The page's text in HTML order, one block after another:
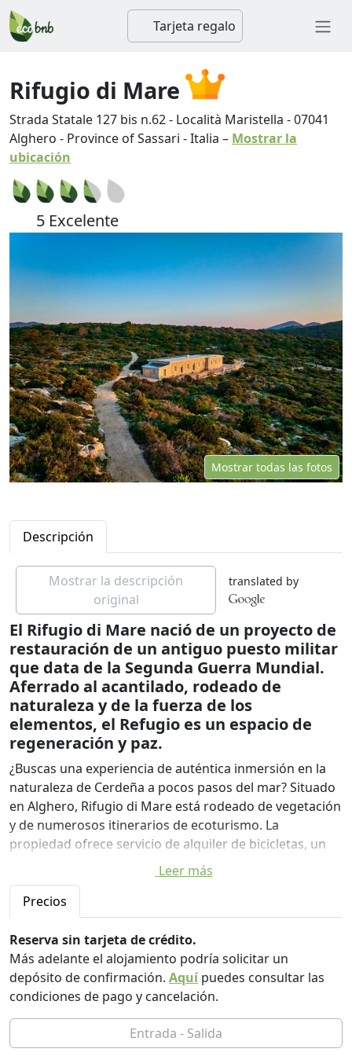
Tarjeta regalo
Rifugio di Mare
Strada Statale 127 bis n.62 - Località Maristella -07041
Alghero - Province of Sassari -Italia – Mostrar la
ubicación
5 Excelente
Mostrar todas las fotos
Descripción
Mostrar la descripción
original
translated by
El Rifugio di Mare nació de un proyecto de
restauración de un antiguo puesto militar
que data de la Segunda Guerra Mundial.
Aferrado al acantilado, rodeado de
naturaleza y de la fuerza de los
elementos, el Refugio es un espacio de
regeneración y paz.
¿Buscas una experiencia de auténtica inmersión en la
naturaleza de Cerdeña a pocos pasos del mar? Situado
en Alghero, Rifugio di Mare está rodeado de vegetación
y de numerosos itinerarios de ecoturismo. La
propiedad ofrece servicio de alquiler de bicicletas, un
amplio jardín, servicio de Wifi gratuito y un bar
restaurante.
La cocina del restaurante es genuina pero refinada,
basada en productos locales. Para el almuerzo podrás
elegir a la carta mientras que para la cena ofrecemos
un "menú de invitados" de dos platos y postre o un
"menú degustación" de cuatro platos y postre.
En el desayuno buffet también encontrarás productos
ecológicos y locales. No olvides informarnos en caso de
Leer más
Precios
Reserva sin tarjeta de crédito.
Más adelante el alojamiento podría solicitar un
depósito de confirmación. Aquípuedes consultar las
condiciones de pago y cancelación.